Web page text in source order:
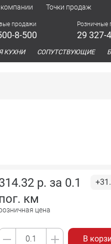
Точки продаж
продажи
8-500
Розничные
29 327-
КУХНИ СОПУТСТВУЮЩИЕ
р. за 0.1
км
цена
В